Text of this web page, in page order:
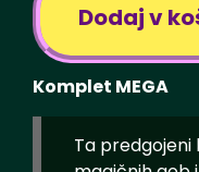
Dodaj v
Komplet MEGA
Ta